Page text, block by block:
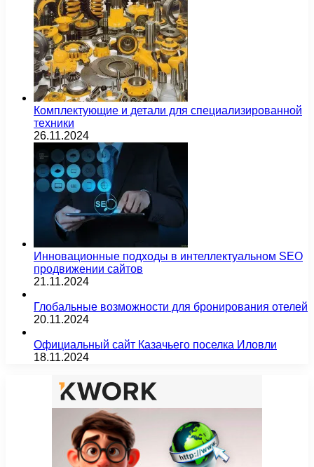
Комплектующие и детали для специализированной
техники
26.11.2024
Инновационные подходы в интеллектуальном SEO
продвижении сайтов
21.11.2024
Глобальные возможности для бронирования отелей
20.11.2024
Официальный сайт Казачьего поселка Иловли
18.11.2024